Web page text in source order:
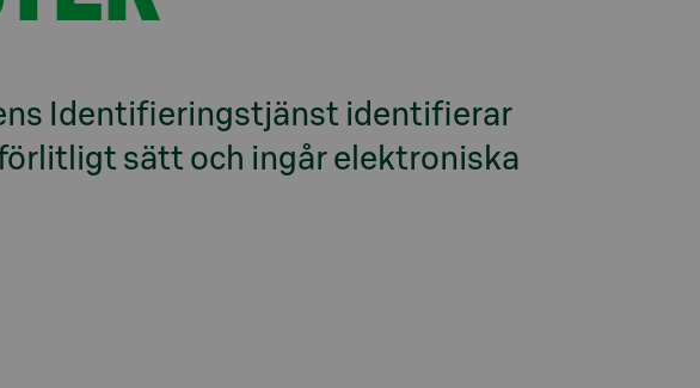
Identifieringstjänst identifierar
sätt och ingår elektroniska